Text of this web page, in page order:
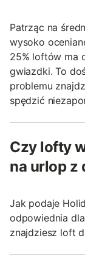
Patrząc na
wysoko
25% loftów ma
gwiazdki. To
problemu
spędzić
Czy lofty
na urlop z
Jak podaje
odpowiednia
znajdziesz loft